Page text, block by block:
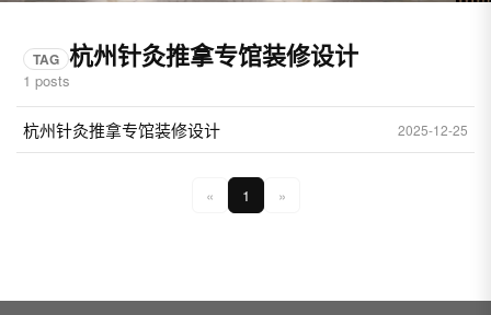
TAG 杭州针灸推拿专馆装修设计
1 posts
杭州针灸推拿专馆装修设计 2025-12-25
« 1 »